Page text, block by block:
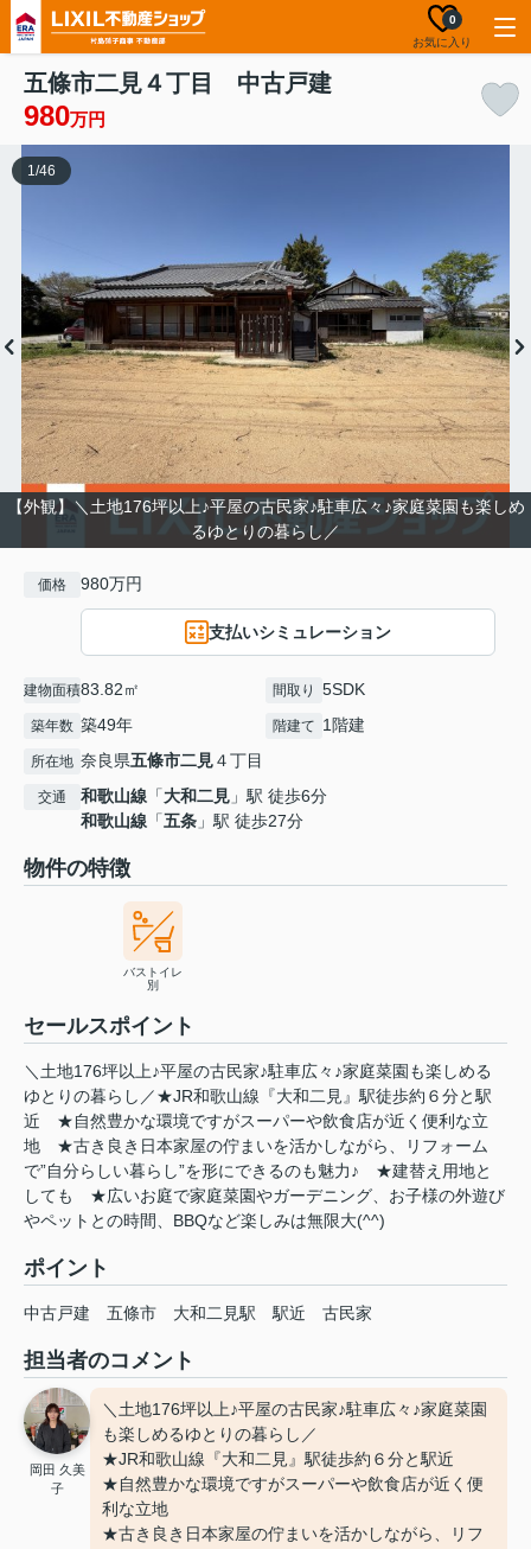
お気に入り
0
五條市二見４丁目 中古戸建
980万円
【外観】＼土地176坪以上♪平屋の古民家♪駐車広々♪家庭菜園も楽しめ
るゆとりの暮らし／
1/46
価格 980万円
支払いシミュレーション
建物面積83.82㎡ 間取り 5SDK
築年数 築49年 階建て 1階建
所在地 奈良県五條市二見４丁目
交通 和歌山線 「大和二見 」駅 徒歩6分
和歌山線 「五条 」駅 徒歩27分
物件の特徴
バストイレ
別
セールスポイント
＼土地176坪以上♪平屋の古民家♪駐車広々♪家庭菜園も楽しめる
ゆとりの暮らし／★JR和歌山線『大和二見』駅徒歩約６分と駅
近 ★自然豊かな環境ですがスーパーや飲食店が近く便利な立
地 ★古き良き日本家屋の佇まいを活かしながら、リフォーム
で”自分らしい暮らし”を形にできるのも魅力♪ ★建替え用地と
しても ★広いお庭で家庭菜園やガーデニング、お子様の外遊び
やペットとの時間、BBQなど楽しみは無限大(^^)
ポイント
中古戸建 五條市 大和二見駅 駅近 古民家
担当者のコメント
岡田 久美
子
＼土地176坪以上♪平屋の古民家♪駐車広々♪家庭菜園
も楽しめるゆとりの暮らし／
★JR和歌山線『大和二見』駅徒歩約６分と駅近
★自然豊かな環境ですがスーパーや飲食店が近く便
利な立地
★古き良き日本家屋の佇まいを活かしながら、リフ